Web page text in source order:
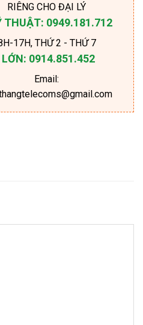
RIÊNG CHO ĐẠI LÝ
THUẬT: 0949.181.712
17H, THỨ 2 - THỨ 7
LỚN: 0914.851.452
Email: